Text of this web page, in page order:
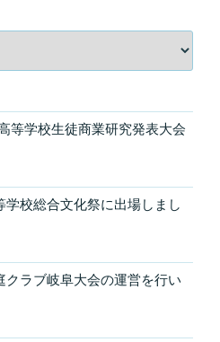
等学校生徒商業研究発表大会
校総合文化祭に出場しまし
ラブ岐阜大会の運営を行い